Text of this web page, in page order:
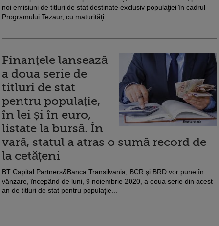
noi emisiuni de titluri de stat destinate exclusiv populaţiei în cadrul
Programului Tezaur, cu maturităţi...
Finanțele lansează
a doua serie de
titluri de stat
pentru populație,
în lei și în euro,
listate la bursă. În
vară, statul a atras o sumă record de
la cetățeni
BT Capital Partners&Banca Transilvania, BCR şi BRD vor pune în
vânzare, începând de luni, 9 noiembrie 2020, a doua serie din acest
an de titluri de stat pentru populaţie...